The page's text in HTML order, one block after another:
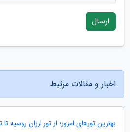
ارسال
اخبار و مقالات مرتبط
بهترین تورهای امروز؛ از تور ارزان روسیه تا